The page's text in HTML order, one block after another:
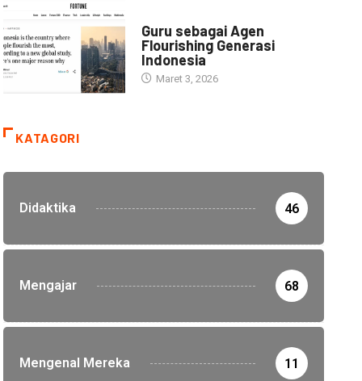
Guru sebagai Agen
Flourishing Generasi
Indonesia
Maret 3, 2026
KATAGORI
Didaktika 46
Mengajar 68
Mengenal Mereka 11